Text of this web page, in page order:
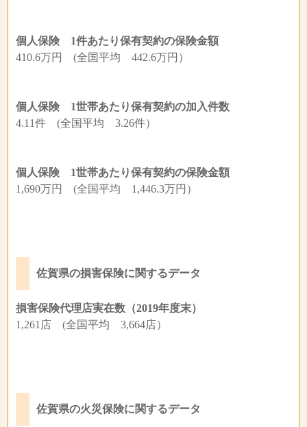
個人保険 1件あたり保有契約の保険金額
410.6万円 (全国平均 442.6万円）
個人保険 1世帯あたり保有契約の加入件数
4.11件 (全国平均 3.26件）
個人保険 1世帯あたり保有契約の保険金額
1,690万円 (全国平均 1,446.3万円）
佐賀県の損害保険に関するデータ
損害保険代理店実在数（2019年度末）
1,261店 (全国平均 3,664店）
佐賀県の火災保険に関するデータ